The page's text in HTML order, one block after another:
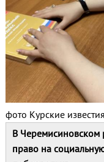
фото Курские известия
В Черемисиновском
право на